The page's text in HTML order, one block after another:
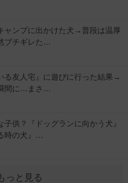
ャンプに出かけた犬→普段は温厚
ブチギレた…
る友人宅』に遊びに行った結果→
間に…まさ…
子供？『ドッグランに向かう犬』
時の犬』…
っと見る